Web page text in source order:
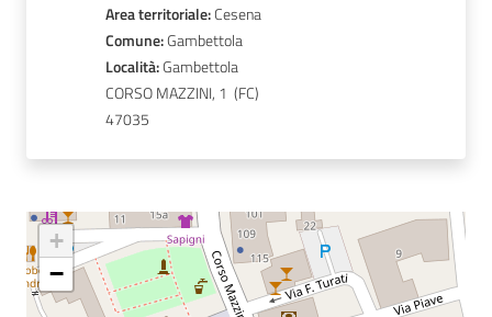
Bandi
e
Area territoriale:Cesena
Comune: Gambettola
Località: Gambettola
CORSO MAZZINI, 1
47035
+
−